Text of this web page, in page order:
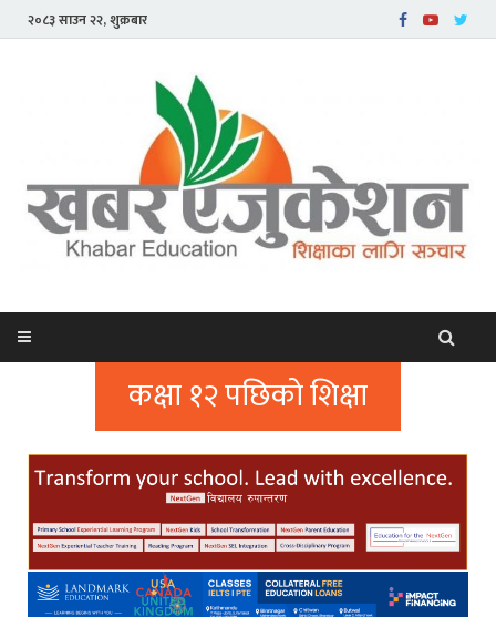
२०८३ साउन २२, शुक्रबार
कक्षा १२ पछिको शिक्षा